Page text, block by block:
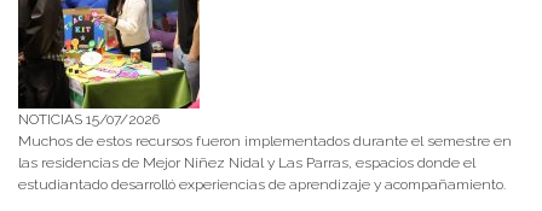
NOTICIAS 15/07/2026
Muchos de estos recursos fueron implementados durante el semestre en
las residencias de Mejor Niñez Nidal y Las Parras, espacios donde el
estudiantado desarrolló experiencias de aprendizaje y acompañamiento.